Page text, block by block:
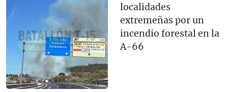
localidades
extremeñas por un
incendio forestal en la
A-66